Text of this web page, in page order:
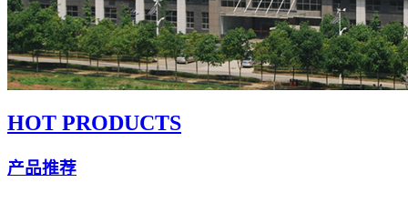
HOT PRODUCTS
产品推荐